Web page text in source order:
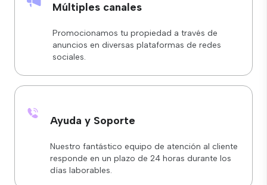
Múltiples canales
Promocionamos tu propiedad a través de
anuncios en diversas plataformas de redes
sociales.
Ayuda y Soporte
Nuestro fantástico equipo de atención al cliente
responde en un plazo de 24 horas durante los
días laborables.